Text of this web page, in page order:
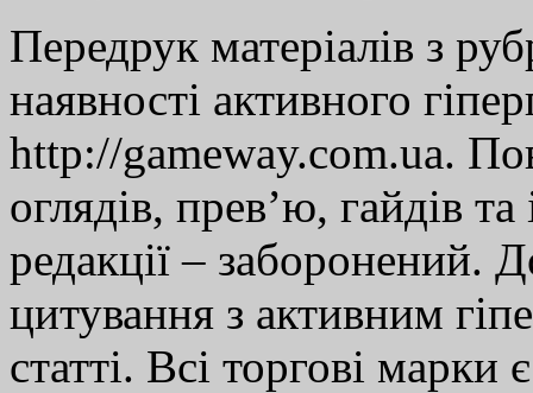
Передрук матеріалів з
наявності активного
http://gameway.com.ua.
оглядів, прев’ю, гайдів
редакції – заборонений.
цитування з активним
статті. Всі торгові марки